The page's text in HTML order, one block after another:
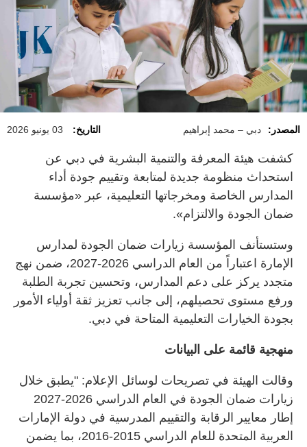
المصدر: دبي – محمد إبراهيم التاريخ: 03 يونيو 2026
كشفت هيئة المعرفة والتنمية البشرية في دبي عن
استحداث منظومة جديدة لمتابعة وتقييم جودة أداء
المدارس الخاصة ومخرجاتها التعليمية، عبر «مؤسسة
ضمان الجودة والالتزام».
وستستأنف المؤسسة زيارات ضمان الجودة لمدارس
الإمارة اعتباراً من العام الدراسي 2026-2027، ضمن نهج
متجدد يركز على دعم المدارس، وتحسين تجربة الطلبة
ورفع مستوى تحصيلهم، إلى جانب تعزيز ثقة أولياء الأمور
بجودة الخيارات التعليمية المتاحة في دبي.
منهجية قائمة على البيانات
وقالت الهيئة في تصريحات لوسائل الإعلام: "يطبق خلال
زيارات ضمان الجودة في العام الدراسي 2026-2027
إطار معايير الرقابة والتقييم المدرسية في دولة الإمارات
العربية المتحدة للعام الدراسي 2015-2016، بما يضمن